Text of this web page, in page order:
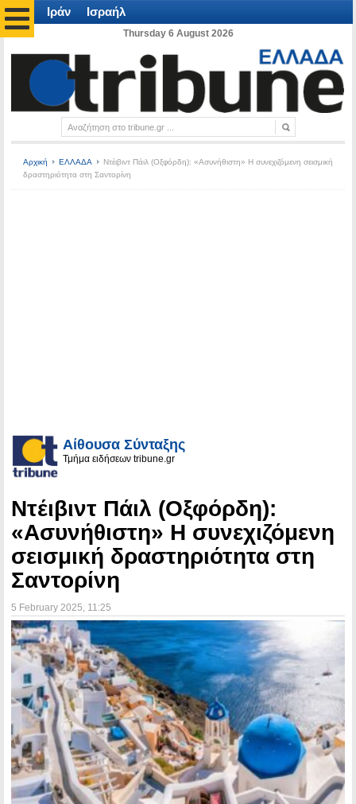
Ιράν Ισραήλ
Thursday 6 August 2026
Αρχική ΕΛΛΑΔΑ
Ντέιβιντ Πάιλ (Οξφόρδη): «Ασυνήθιστη» Η συνεχιζόμενη σεισμική
δραστηριότητα στη Σαντορίνη
Αίθουσα Σύνταξης
Τμήμα ειδήσεων tribune.gr
Ντέιβιντ Πάιλ (Οξφόρδη):
«Ασυνήθιστη» Η συνεχιζόμενη
σεισμική δραστηριότητα στη
Σαντορίνη
5 February 2025 , 11:25